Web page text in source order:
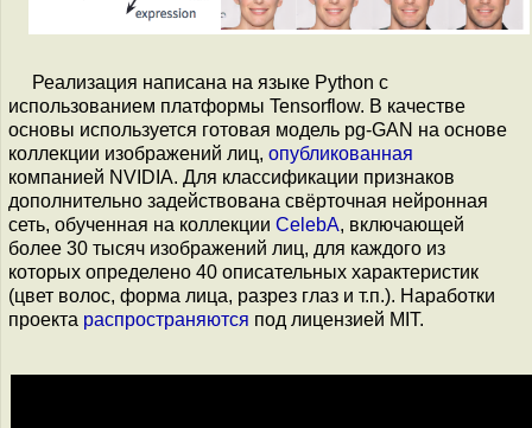
Реализация написана на языке Python с
использованием платформы Tensorflow. В качестве
основы используется готовая модель pg-GAN на основе
коллекции изображений лиц, опубликованная
компанией NVIDIA. Для классификации признаков
дополнительно задействована свёрточная нейронная
сеть, обученная на коллекции CelebA, включающей
более 30 тысяч изображений лиц, для каждого из
которых определено 40 описательных характеристик
(цвет волос, форма лица, разрез глаз и т.п.). Наработки
проекта распространяются под лицензией MIT.